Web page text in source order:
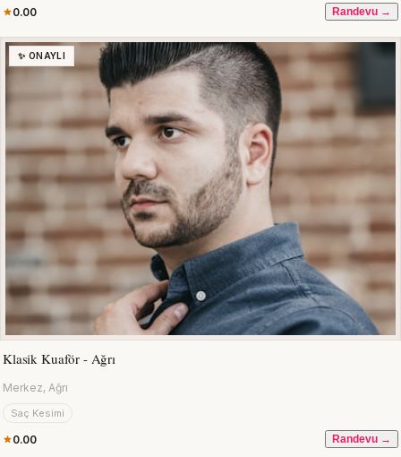
0.00 Randevu →
✨ ONAYLI
Klasik Kuaför - Ağrı
Merkez, Ağrı
Saç Kesimi
0.00 Randevu →